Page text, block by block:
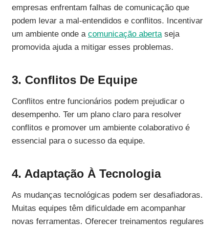
empresas enfrentam falhas de comunicação que
podem levar a mal-entendidos e conflitos. Incentivar
um ambiente onde a comunicação abertaseja
promovida ajuda a mitigar esses problemas.
3. Conflitos De Equipe
Conflitos entre funcionários podem prejudicar o
desempenho. Ter um plano claro para resolver
conflitos e promover um ambiente colaborativo é
essencial para o sucesso da equipe.
4. Adaptação À Tecnologia
As mudanças tecnológicas podem ser desafiadoras.
Muitas equipes têm dificuldade em acompanhar
novas ferramentas. Oferecer treinamentos regulares